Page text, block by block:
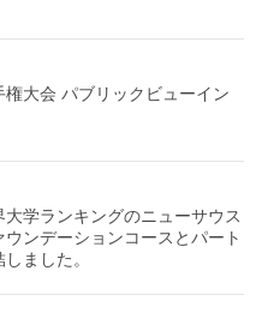
大会 パブリックビューイン
学ランキングのニューサウス
ンデーションコースとパート
ました。